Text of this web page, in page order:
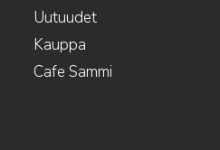
Uutuudet
Kauppa
Cafe Sammi